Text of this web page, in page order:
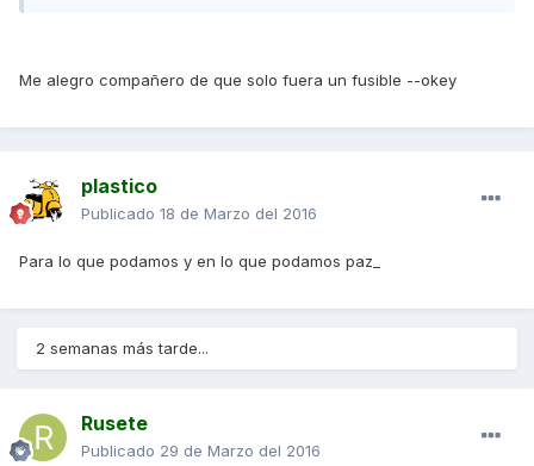
Me alegro compañero de que solo fuera un fusible --okey
plastico
Publicado 18 de Marzo del 2016
Para lo que podamos y en lo que podamos paz_
2 semanas más tarde...
Rusete
Publicado 29 de Marzo del 2016